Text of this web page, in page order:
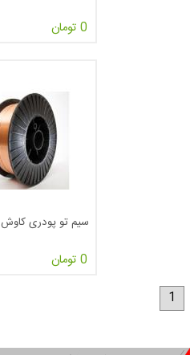
0 تومان
سیم تو پودری کاوش KJTUBS-525
0 تومان
1